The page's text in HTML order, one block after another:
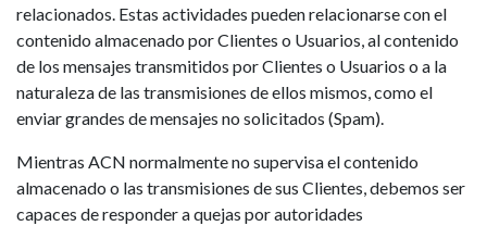
relacionados. Estas actividades pueden relacionarse con el
contenido almacenado por Clientes o Usuarios, al contenido
de los mensajes transmitidos por Clientes o Usuarios o a la
naturaleza de las transmisiones de ellos mismos, como el
enviar grandes de mensajes no solicitados (Spam).
Mientras ACN normalmente no supervisa el contenido
almacenado o las transmisiones de sus Clientes, debemos ser
capaces de responder a quejas por autoridades